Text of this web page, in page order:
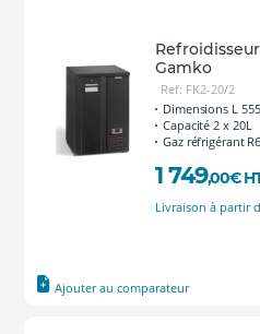
Gamko
Ref: FK2-20/2
Dimensions L
Capacité 2 x 20L
Gaz réfrigérant
1 749,00€
Livraison à partir
Ajouter au comparateur